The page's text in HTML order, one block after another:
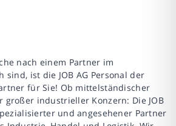
nach einem Partner im
sind, ist die JOB AG Personal der
für Sie! Ob mittelständischer
großer industrieller Konzern: Die JOB
und angesehener Partner